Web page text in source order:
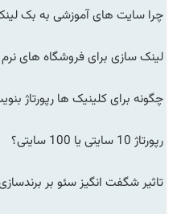
چرا سایت های آموزشی به بک
لینک سازی برای فروشگاه های نرم
چگونه برای کلینیک ها رپورتاژ
رپورتاژ 10 سایتی یا 100 سایتی؟
تاثیر شگفت انگیز سئو بر